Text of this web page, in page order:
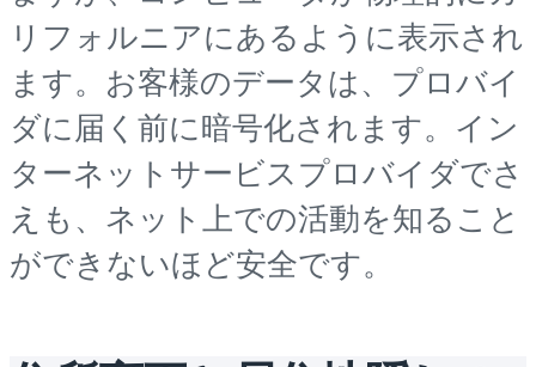
リフォルニアにあるように表示され
ます。お客様のデータは、プロバイ
ダに届く前に暗号化されます。イン
ターネットサービスプロバイダでさ
えも、ネット上での活動を知ること
ができないほど安全です。